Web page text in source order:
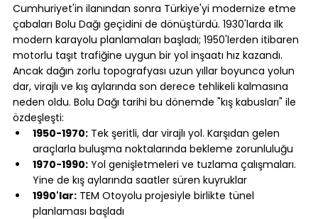
Cumhuriyet'in ilanından sonra Türkiye'yi modernize etme
çabaları Bolu Dağı geçidini de dönüştürdü. 1930'larda ilk
modern karayolu planlamaları başladı; 1950'lerden itibaren
motorlu taşıt trafiğine uygun bir yol inşaatı hız kazandı.
Ancak dağın zorlu topografyası uzun yıllar boyunca yolun
dar, virajlı ve kış aylarında son derece tehlikeli kalmasına
neden oldu. Bolu Dağı tarihi bu dönemde "kış kabusları" ile
özdeşleşti:
1950-1970: Tek şeritli, dar virajlı yol. Karşıdan gelen
araçlarla buluşma noktalarında bekleme zorunluluğu
1970-1990: Yol genişletmeleri ve tuzlama çalışmaları.
Yine de kış aylarında saatler süren kuyruklar
1990'lar: TEM Otoyolu projesiyle birlikte tünel
planlaması başladı